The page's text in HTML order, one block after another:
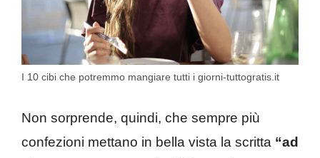
I 10 cibi che potremmo mangiare tutti i giorni-tuttogratis.it
Non sorprende, quindi, che sempre più
confezioni mettano in bella vista la scritta “ad